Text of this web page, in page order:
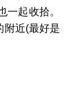
起收拾。
附近(最好是